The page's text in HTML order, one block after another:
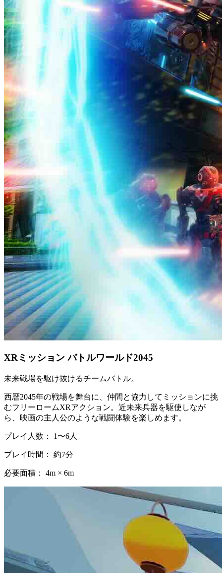
XRミッション バトルワールド2045
未来戦場を駆け抜けるチームバトル。
西暦2045年の戦場を舞台に、仲間と協力してミッションに挑
むフリーロームXRアクション。近未来兵器を駆使しなが
ら、映画の主人公のような戦闘体験を楽しめます。
プレイ人数： 1〜6人
プレイ時間： 約7分
必要面積： 4m × 6m